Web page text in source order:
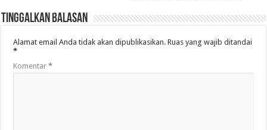
Tinggalkan Balasan
Alamat email Anda tidak akan dipublikasikan. Ruas yang wajib ditandai
*
Komentar*